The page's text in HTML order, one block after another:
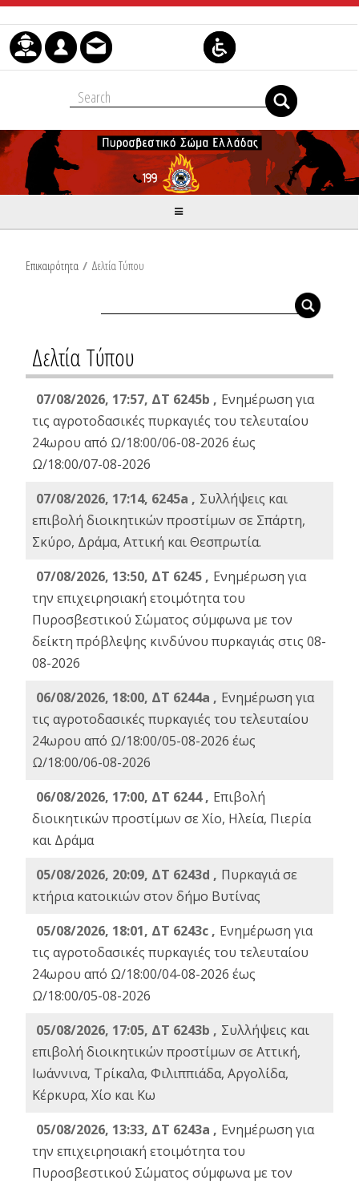
Μετάβαση στο περιεχόμενο
Επικαιρότητα / Δελτία Τύπου
Δελτία Τύπου
07/08/2026, 17:57, ΔΤ 6245b , Ενημέρωση για
τις αγροτοδασικές πυρκαγιές του τελευταίου
24ωρου από Ω/18:00/06-08-2026 έως
Ω/18:00/07-08-2026
07/08/2026, 17:14, 6245a , Συλλήψεις και
επιβολή διοικητικών προστίμων σε Σπάρτη,
Σκύρο, Δράμα, Αττική και Θεσπρωτία.
07/08/2026, 13:50, ΔΤ 6245 , Ενημέρωση για
την επιχειρησιακή ετοιμότητα του
Πυροσβεστικού Σώματος σύμφωνα με τον
δείκτη πρόβλεψης κινδύνου πυρκαγιάς στις 08-
08-2026
06/08/2026, 18:00, ΔΤ 6244a , Ενημέρωση για
τις αγροτοδασικές πυρκαγιές του τελευταίου
24ωρου από Ω/18:00/05-08-2026 έως
Ω/18:00/06-08-2026
06/08/2026, 17:00, ΔΤ 6244 , Επιβολή
διοικητικών προστίμων σε Χίο, Ηλεία, Πιερία
και Δράμα
05/08/2026, 20:09, ΔΤ 6243d , Πυρκαγιά σε
κτήρια κατοικιών στον δήμο Βυτίνας
05/08/2026, 18:01, ΔΤ 6243c , Ενημέρωση για
τις αγροτοδασικές πυρκαγιές του τελευταίου
24ωρου από Ω/18:00/04-08-2026 έως
Ω/18:00/05-08-2026
05/08/2026, 17:05, ΔΤ 6243b , Συλλήψεις και
επιβολή διοικητικών προστίμων σε Αττική,
Ιωάννινα, Τρίκαλα, Φιλιππιάδα, Αργολίδα,
Κέρκυρα, Χίο και Κω
05/08/2026, 13:33, ΔΤ 6243a , Ενημέρωση για
την επιχειρησιακή ετοιμότητα του
Πυροσβεστικού Σώματος σύμφωνα με τον